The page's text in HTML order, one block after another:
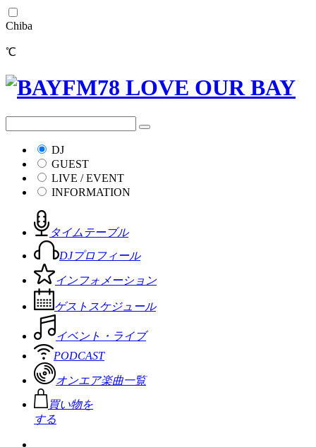
Chiba
℃
DJ
GUEST
LIVE / EVENT
INFORMATION
タイムテーブル
DJプロフィール
インフォメーション
ゲストスケジュール
イベント・ライブ
PODCAST
オンエア楽曲一覧
買い物を
する